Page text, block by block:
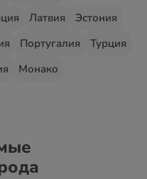
Латвия
Эстония
Португалия
Турция
Монако